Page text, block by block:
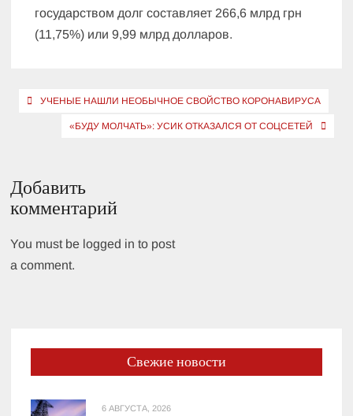
государством долг составляет 266,6 млрд грн
(11,75%) или 9,99 млрд долларов.
Навигация
УЧЕНЫЕ НАШЛИ НЕОБЫЧНОЕ СВОЙСТВО КОРОНАВИРУСА
«БУДУ МОЛЧАТЬ»: УСИК ОТКАЗАЛСЯ ОТ СОЦСЕТЕЙ
Добавить
комментарий
You must be logged in to post
a comment.
Свежие новости
6 АВГУСТА, 2026